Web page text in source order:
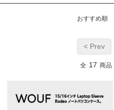
おすすめ順
< Prev
全 17 商品